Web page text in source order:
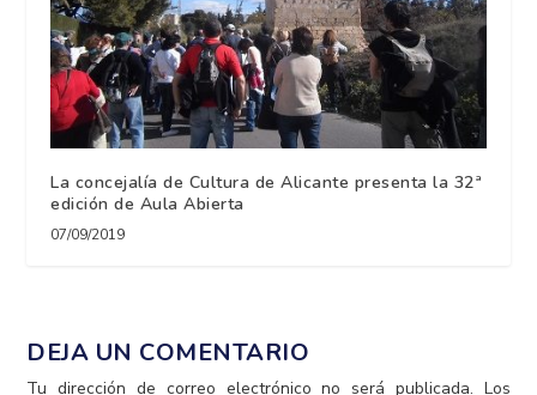
La concejalía de Cultura de Alicante presenta la 32ª
edición de Aula Abierta
07/09/2019
DEJA UN COMENTARIO
Tu dirección de correo electrónico no será publicada. Los